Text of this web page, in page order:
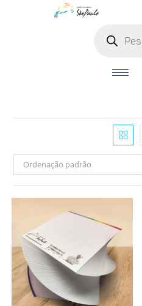
Ordenação padrão